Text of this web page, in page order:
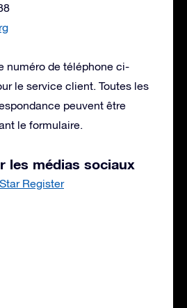
numéro de téléphone ci-
le service client. Toutes les
peuvent être
le formulaire.
les médias sociaux
Register